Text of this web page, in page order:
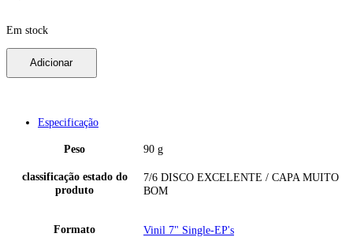
Em stock
The
Hollies
-
Heavy,
Adicionar
Especificação
Peso 90 g
classificação estado do
produto
7/6 DISCO EXCELENTE / CAPA MUITO
BOM
Formato Vinil 7" Single-EP's